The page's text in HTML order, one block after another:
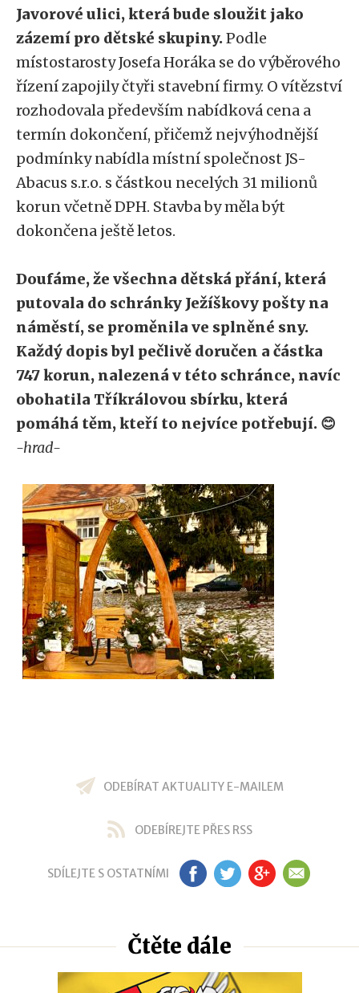
Javorové ulici, která bude sloužit jako
zázemí pro dětské skupiny.Podle
místostarosty Josefa Horáka se do výběrového
řízení zapojily čtyři stavební firmy. O vítězství
rozhodovala především nabídková cena a
termín dokončení, přičemž nejvýhodnější
podmínky nabídla místní společnost JS-
Abacus s.r.o. s částkou necelých 31 milionů
korun včetně DPH. Stavba by měla být
dokončena ještě letos.
Doufáme, že všechna dětská přání, která
putovala do schránky Ježíškovy pošty na
náměstí, se proměnila ve splněné sny.
Každý dopis byl pečlivě doručen a částka
747 korun, nalezená v této schránce, navíc
obohatila Tříkrálovou sbírku, která
pomáhá těm, kteří to nejvíce potřebují. 😊
-hrad-
ODEBÍRAT AKTUALITY E-MAILEM
ODEBÍREJTE PŘES RSS
SDÍLEJTE S OSTATNÍMI FB TW GP EM
Čtěte dále